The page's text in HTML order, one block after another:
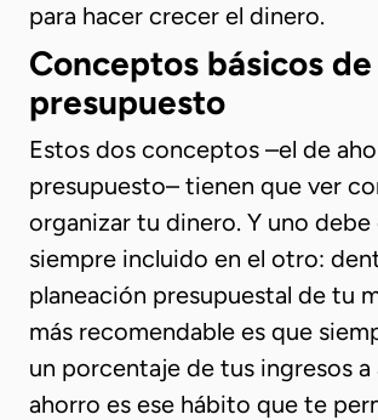
para hacer crecer el dinero.
Conceptos básicos
presupuesto
Estos dos conceptos –el de
presupuesto– tienen que ver
organizar tu dinero. Y uno debe
siempre incluido en el otro:
planeación presupuestal de tu
más recomendable es que
un porcentaje de tus ingresos a
ahorro es ese hábito que te